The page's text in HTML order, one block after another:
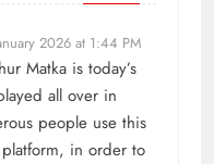
2026 at 1:44 PM
Matka is today’s
all over in
people use this
in order to